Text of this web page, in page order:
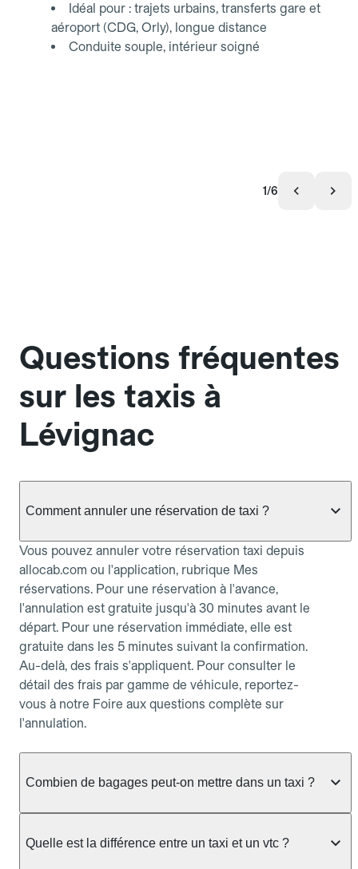
Idéal pour : trajets urbains, transferts gare et
aéroport (CDG, Orly), longue distance
Conduite souple, intérieur soigné
1/6
Questions fréquentes
sur les taxis à
Lévignac
Comment annuler une réservation de taxi ?
Vous pouvez annuler votre réservation taxi depuis
allocab.com ou l'application, rubrique Mes
réservations. Pour une réservation à l'avance,
l'annulation est gratuite jusqu'à 30 minutes avant le
départ. Pour une réservation immédiate, elle est
gratuite dans les 5 minutes suivant la confirmation.
Au-delà, des frais s'appliquent. Pour consulter le
détail des frais par gamme de véhicule, reportez-
vous à notre Foire aux questions complète sur
l'annulation.
Combien de bagages peut-on mettre dans un taxi ?
taxi berline accueille en général jusqu'à 3 bagages
Quelle est la différence entre un taxi et un vtc ?